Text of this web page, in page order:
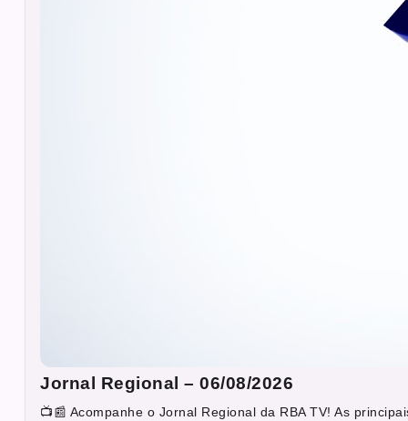
Jornal Regional – 06/08/2026
📺📰 Acompanhe o Jornal Regional da RBA TV! As